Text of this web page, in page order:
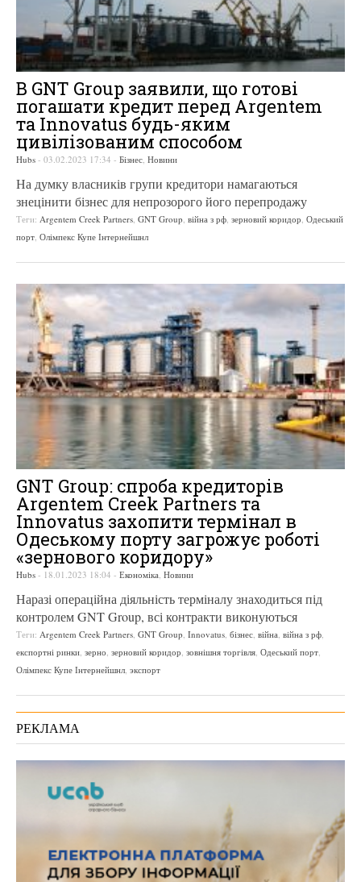
В GNT Group заявили, що готові
погашати кредит перед Argentem
та Innovatus будь-яким
цивілізованим способом
Hubs - 03.02.2023 17:34 - Бізнес Новини
На думку власників групи кредитори намагаються
знецінити бізнес для непрозорого його перепродажу
Теги: Argentem Creek Partners GNT Group війна з рф зерновий коридор Одеський
порт Олімпекс Купе Інтернейшнл
GNT Group: спроба кредиторів
Argentem Creek Partners та
Innovatus захопити термінал в
Одеському порту загрожує роботі
«зернового коридору»
Hubs - 18.01.2023 18:04 - Економіка, Новини
Наразі операційна діяльність терміналу знаходиться під
контролем GNT Group, всі контракти виконуються
Теги: Argentem Creek Partners, GNT Group, Innovatus, бізнес, війна, війна з рф,
експортні ринки, зерно, зерновий коридор, зовнішня торгівля, Одеський порт,
Олімпекс Купе Інтернейшнл, экспорт
РЕКЛАМА